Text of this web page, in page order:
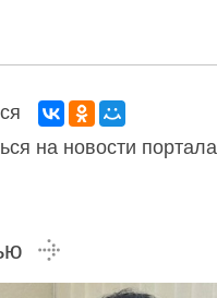
на новости портала